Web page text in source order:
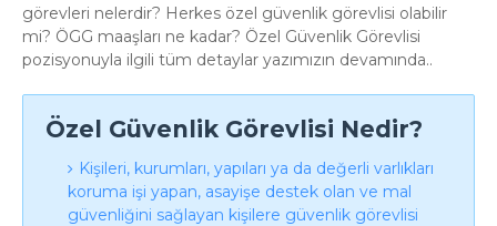
görevleri nelerdir? Herkes özel güvenlik görevlisi olabilir
mi? ÖGG maaşları ne kadar? Özel Güvenlik Görevlisi
pozisyonuyla ilgili tüm detaylar yazımızın devamında..
Özel Güvenlik Görevlisi Nedir?
Kişileri, kurumları, yapıları ya da değerli varlıkları
koruma işi yapan, asayişe destek olan ve mal
güvenliğini sağlayan kişilere güvenlik görevlisi